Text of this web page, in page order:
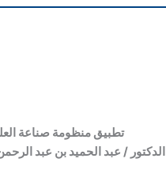
تطبيق منظومة صناعة
الدكتور / عبد الحميد بن عبد الرحمن